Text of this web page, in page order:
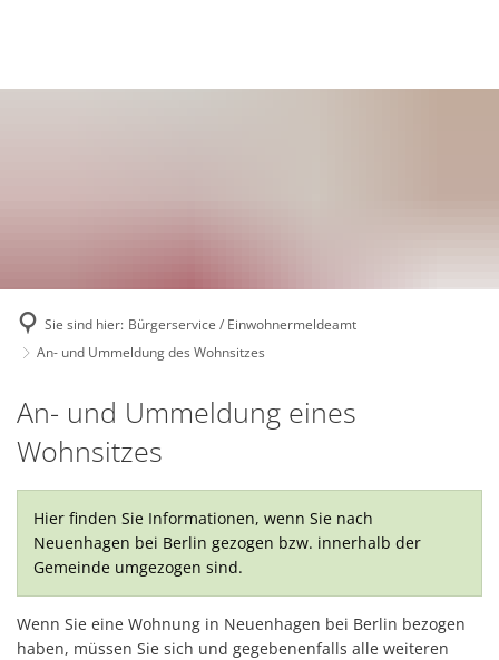
Sie sind hier: Bürgerservice / Einwohnermeldeamt
An- und Ummeldung des Wohnsitzes
An-
und
Ummeldung
des
Wohnsitzes
An- und Ummeldung eines
Wohnsitzes
Hier finden Sie Informationen, wenn Sie nach
Neuenhagen bei Berlin gezogen bzw. innerhalb der
Gemeinde umgezogen sind.
Wenn Sie eine Wohnung in Neuenhagen bei Berlin bezogen
haben, müssen Sie sich und gegebenenfalls alle weiteren